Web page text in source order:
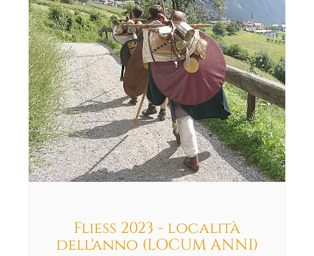
Fliess 2023 - località
dell'anno (LOCUM ANNI)